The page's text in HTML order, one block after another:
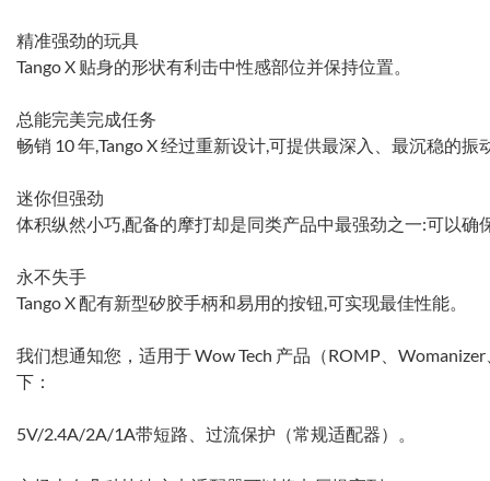
精准强劲的玩具
Tango X 贴身的形状有利击中性感部位并保持位置。
总能完美完成任务
畅销 10 年,Tango X 经过重新设计,可提供最深入、最沉稳的
迷你但强劲
体积纵然小巧,配备的摩打却是同类产品中最强劲之一:可以确
永不失手
Tango X 配有新型矽胶手柄和易用的按钮,可实现最佳性能。
我们想通知您，适用于 Wow Tech 产品（ROMP、
下：
5V/2.4A/2A/1A带短路、过流保护（常规适配器）。